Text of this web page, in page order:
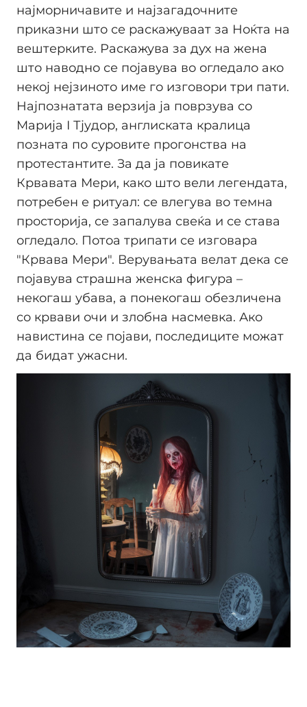
најморничавите и најзагадочните
приказни што се раскажуваат за Ноќта на
вештерките. Раскажува за дух на жена
што наводно се појавува во огледало ако
некој нејзиното име го изговори три пати.
Најпознатата верзија ја поврзува со
Марија I Тјудор, англиската кралица
позната по суровите прогонства на
протестантите. За да ја повикате
Крвавата Мери, како што вели легендата,
потребен е ритуал: се влегува во темна
просторија, се запалува свеќа и се става
огледало. Потоа трипати се изговара
"Крвава Мери". Верувањата велат дека се
појавува страшна женска фигура –
некогаш убава, а понекогаш обезличена
со крвави очи и злобна насмевка. Ако
навистина се појави, последиците можат
да бидат ужасни.